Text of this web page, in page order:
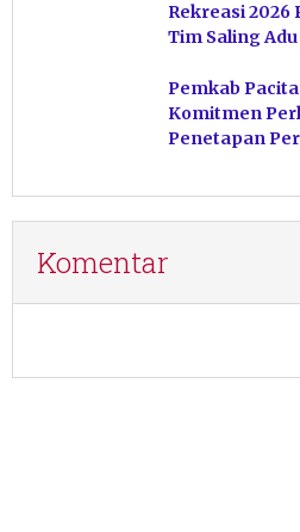
Rekreasi 2026
Tim Saling
Pemkab
Komitmen
Penetapan
Komentar